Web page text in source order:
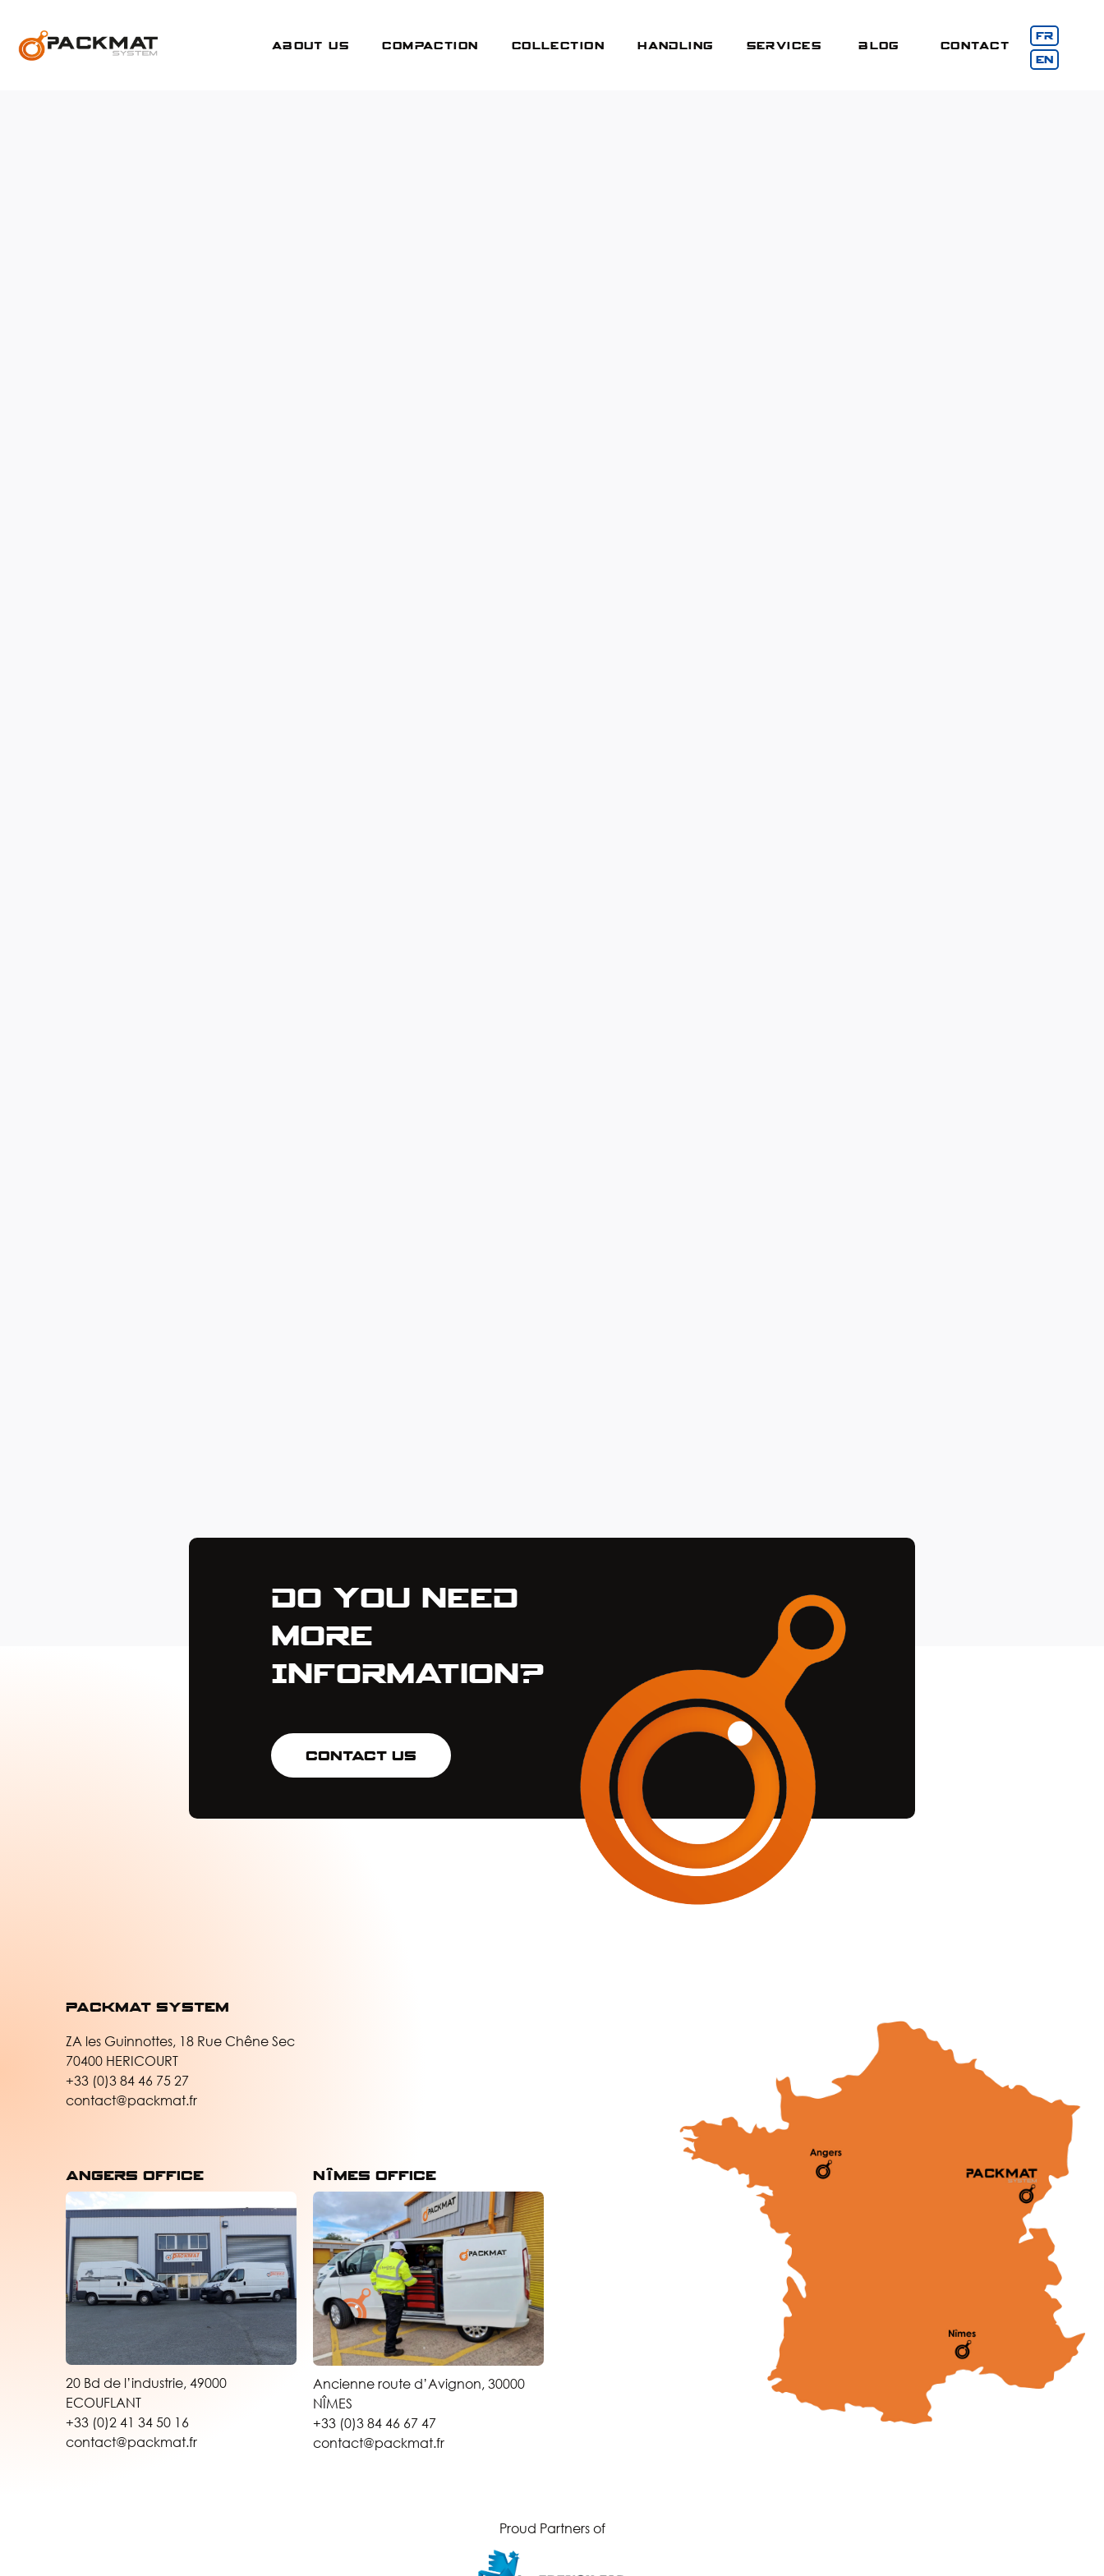
about us Compaction Collection Handling Services BLOG CONTACT
FR
EN
Do You Need
More
Information?
Contact us
Packmat system
ZA les Guinnottes, 18 Rue Chêne Sec
70400 HERICOURT
+33 (0)3 84 46 75 27
contact@packmat.fr
angers Office
20 Bd de l’industrie, 49000
ECOUFLANT
+33 (0)2 41 34 50 16
contact@packmat.fr
nîmes Office
Ancienne route d’Avignon, 30000
NÎMES
+33 (0)3 84 46 67 47
contact@packmat.fr
Proud Partners of